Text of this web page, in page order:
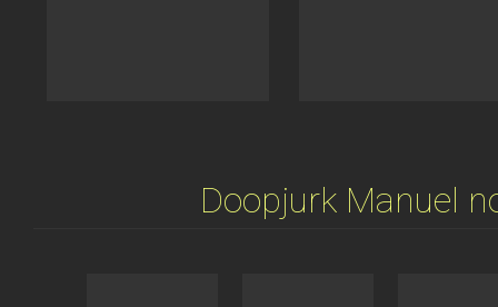
Doopjurk Manuel